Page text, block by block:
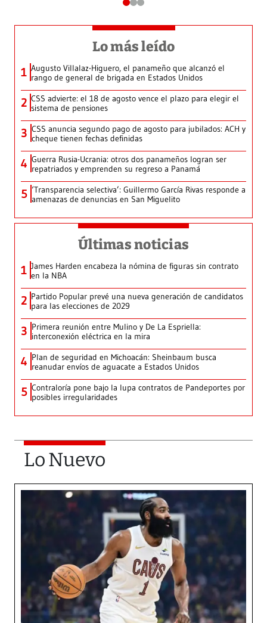
Lo más leído
1 Augusto Villalaz-Higuero, el panameño que alcanzó el
rango de general de brigada en Estados Unidos
2 CSS advierte: el 18 de agosto vence el plazo para elegir el
sistema de pensiones
3 CSS anuncia segundo pago de agosto para jubilados: ACH y
cheque tienen fechas definidas
4 Guerra Rusia-Ucrania: otros dos panameños logran ser
repatriados y emprenden su regreso a Panamá
5 ‘Transparencia selectiva’: Guillermo García Rivas responde a
amenazas de denuncias en San Miguelito
Últimas noticias
1 James Harden encabeza la nómina de figuras sin contrato
en la NBA
2 Partido Popular prevé una nueva generación de candidatos
para las elecciones de 2029
3 Primera reunión entre Mulino y De La Espriella:
interconexión eléctrica en la mira
4 Plan de seguridad en Michoacán: Sheinbaum busca
reanudar envíos de aguacate a Estados Unidos
5 Contraloría pone bajo la lupa contratos de Pandeportes por
posibles irregularidades
Lo Nuevo